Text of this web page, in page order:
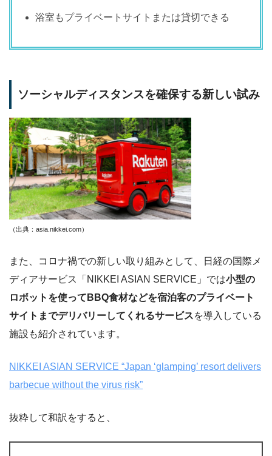
浴室もプライベートサイトまたは貸切できる
ソーシャルディスタンスを確保する新しい試み
（出典：asia.nikkei.com）
また、コロナ禍での新しい取り組みとして、日経の国際メ
ディアサービス「NIKKEI ASIAN SERVICE」では小型の
ロボットを使ってBBQ食材などを宿泊客のプライベート
サイトまでデリバリーしてくれるサービスを導入している
施設も紹介されています。
NIKKEI ASIAN SERVICE “Japan ‘glamping’ resort delivers
barbecue without the virus risk”
抜粋して和訳をすると、